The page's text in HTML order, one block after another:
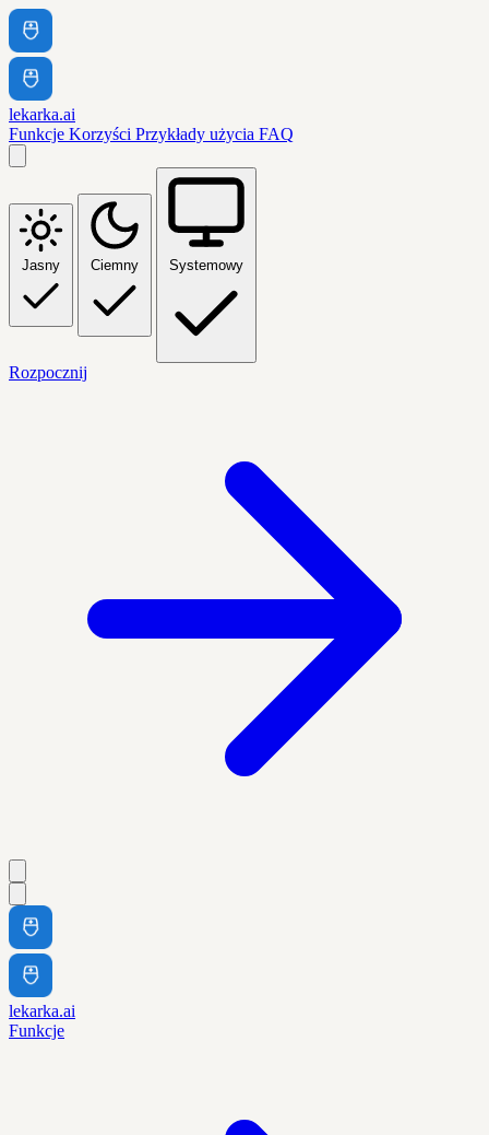
lekarka.ai
Funkcje Korzyści Przykłady użycia FAQ
Jasny Ciemny Systemowy
Rozpocznij
lekarka.ai
Funkcje